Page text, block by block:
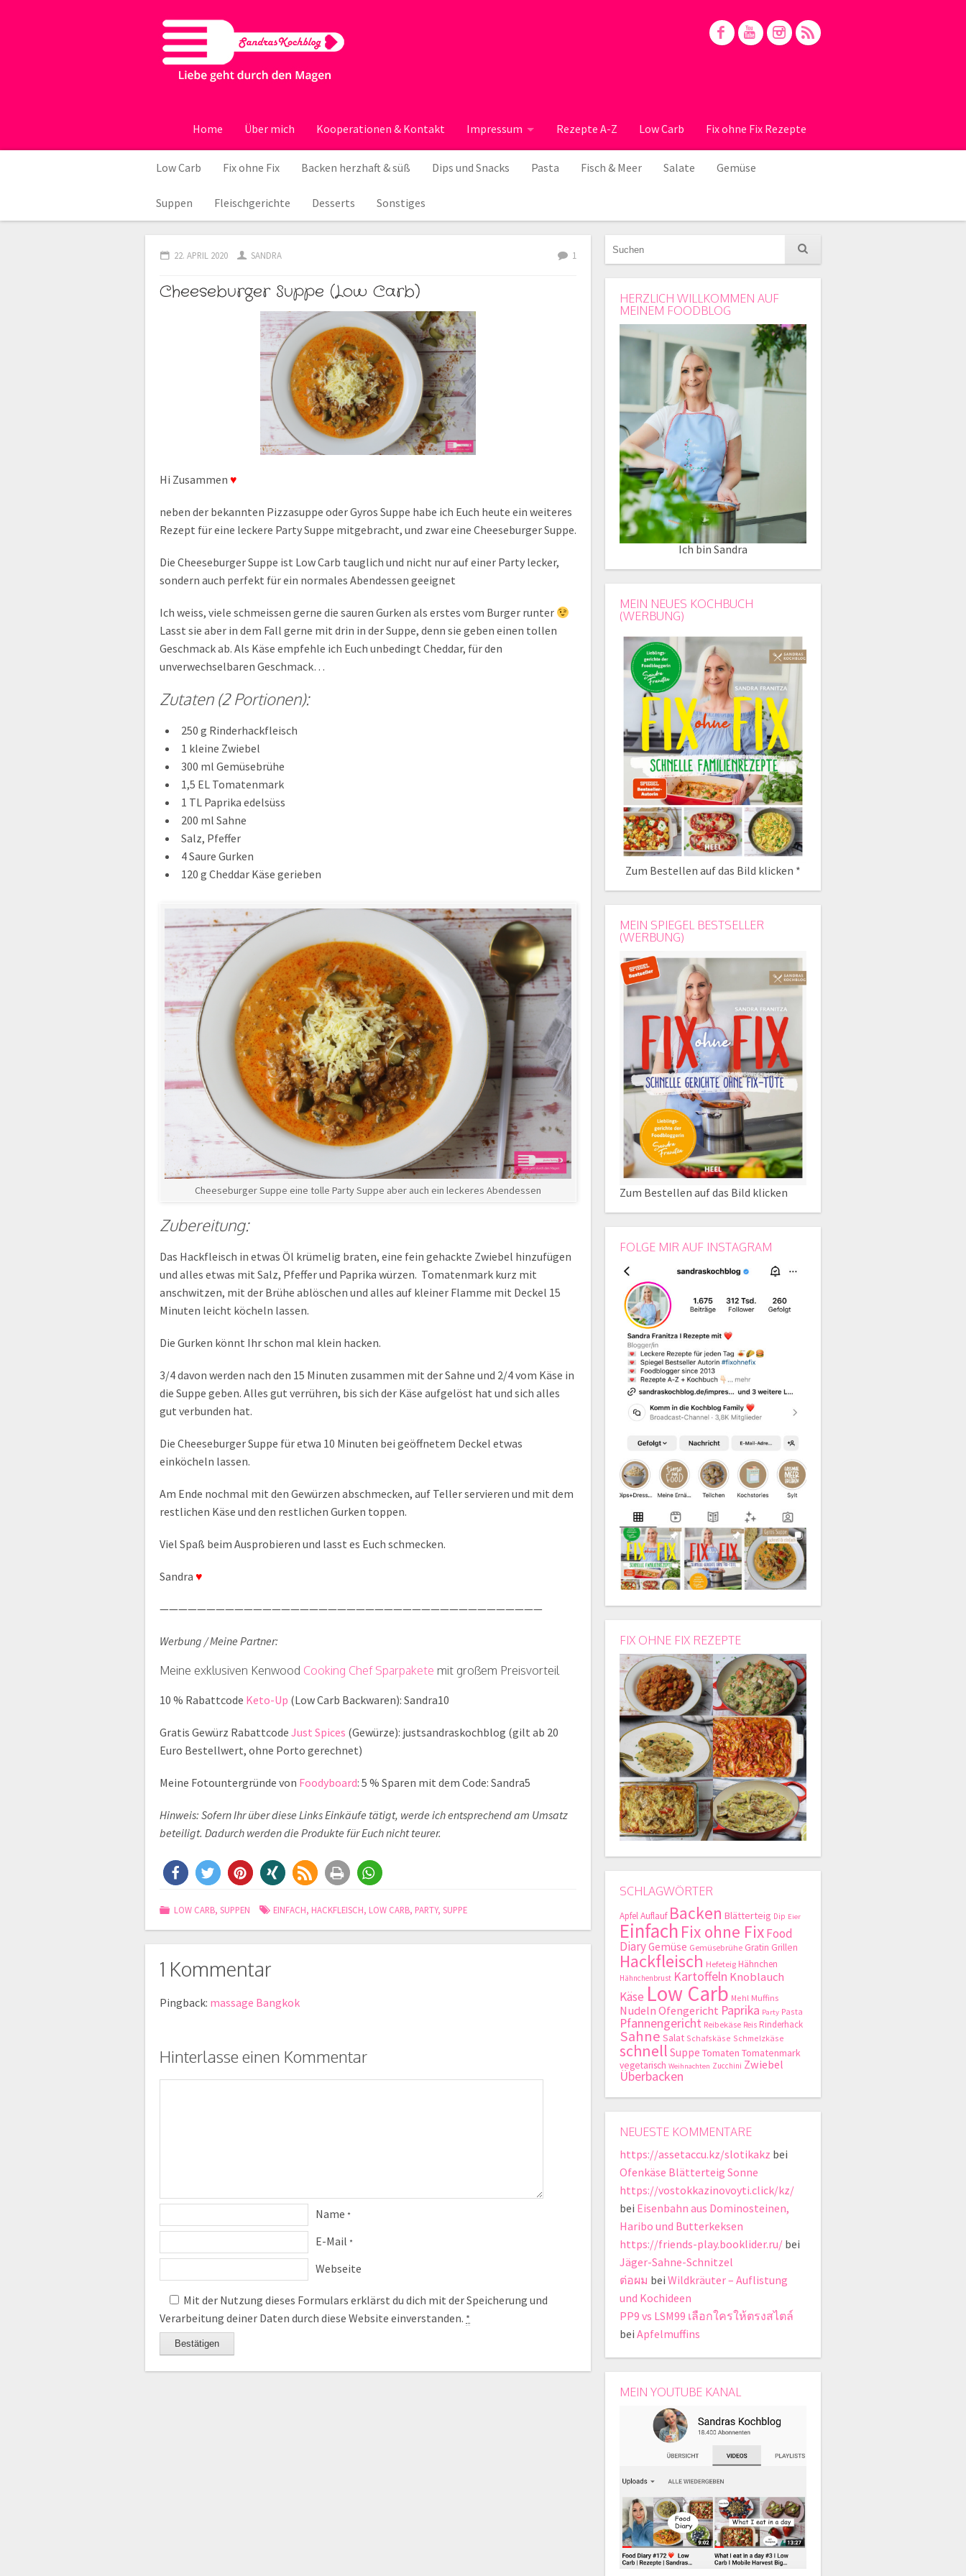
Home Über mich Kooperationen & Kontakt Impressum Rezepte A-Z Low Carb Fix ohne Fix Rezepte
Low Carb Fix ohne Fix Backen herzhaft & süß Dips und Snacks Pasta Fisch & Meer Salate Gemüse
Suppen Fleischgerichte Desserts Sonstiges
22. APRIL 2020 SANDRA 1
Cheeseburger Suppe (Low Carb)
Hi Zusammen ♥
neben der bekannten Pizzasuppe oder Gyros Suppe habe ich Euch heute ein weiteres
Rezept für eine leckere Party Suppe mitgebracht, und zwar eine Cheeseburger Suppe.
Die Cheeseburger Suppe ist Low Carb tauglich und nicht nur auf einer Party lecker,
sondern auch perfekt für ein normales Abendessen geeignet
Ich weiss, viele schmeissen gerne die sauren Gurken als erstes vom Burger runter
Lasst sie aber in dem Fall gerne mit drin in der Suppe, denn sie geben einen tollen
Geschmack ab. Als Käse empfehle ich Euch unbedingt Cheddar, für den
unverwechselbaren Geschmack…
Zutaten (2 Portionen):
250 g Rinderhackfleisch
1 kleine Zwiebel
300 ml Gemüsebrühe
1,5 EL Tomatenmark
1 TL Paprika edelsüss
200 ml Sahne
Salz, Pfeffer
4 Saure Gurken
120 g Cheddar Käse gerieben
Cheeseburger Suppe eine tolle Party Suppe aber auch ein leckeres Abendessen
Zubereitung:
Das Hackfleisch in etwas Öl krümelig braten, eine fein gehackte Zwiebel hinzufügen
und alles etwas mit Salz, Pfeffer und Paprika würzen. Tomatenmark kurz mit
anschwitzen, mit der Brühe ablöschen und alles auf kleiner Flamme mit Deckel 15
Minuten leicht köcheln lassen.
Die Gurken könnt Ihr schon mal klein hacken.
3/4 davon werden nach den 15 Minuten zusammen mit der Sahne und 2/4 vom Käse in
die Suppe geben. Alles gut verrühren, bis sich der Käse aufgelöst hat und sich alles
gut verbunden hat.
Die Cheeseburger Suppe für etwa 10 Minuten bei geöffnetem Deckel etwas
einköcheln lassen.
Am Ende nochmal mit den Gewürzen abschmecken, auf Teller servieren und mit dem
restlichen Käse und den restlichen Gurken toppen.
Viel Spaß beim Ausprobieren und lasst es Euch schmecken.
Sandra ♥
—————————————————————————————————————————
Werbung / Meine Partner:
Meine exklusiven Kenwood Cooking Chef Sparpakete mit großem Preisvorteil
10 % Rabattcode Keto-Up (Low Carb Backwaren): Sandra10
Gratis Gewürz Rabattcode Just Spices (Gewürze): justsandraskochblog (gilt ab 20
Euro Bestellwert, ohne Porto gerechnet)
Meine Fotountergründe von Foodyboard: 5 % Sparen mit dem Code: Sandra5
Hinweis: Sofern Ihr über diese Links Einkäufe tätigt, werde ich entsprechend am Umsatz
beteiligt. Dadurch werden die Produkte für Euch nicht teurer.
LOW CARB, SUPPEN EINFACH, HACKFLEISCH, LOW CARB, PARTY,SUPPE
1 Kommentar
Pingback: massage Bangkok
Hinterlasse einen Kommentar
Name *
E-Mail *
Webseite
Mit der Nutzung dieses Formulars erklärst du dich mit der Speicherung und
Verarbeitung deiner Daten durch diese Website einverstanden. *
HERZLICH WILLKOMMEN AUF
MEINEM FOODBLOG
Ich bin Sandra
MEIN NEUES KOCHBUCH
(WERBUNG)
Zum Bestellen auf das Bild klicken *
MEIN SPIEGEL BESTSELLER
(WERBUNG)
Zum Bestellen auf das Bild klicken
FOLGE MIR AUF INSTAGRAM
FIX OHNE FIX REZEPTE
SCHLAGWÖRTER
ApfelAuflauf Backen Blätterteig Dip Eier
Einfach Fix ohne FixFood
DiaryGemüse Gemüsebrühe Gratin Grillen
Hackfleisch Hefeteig Hähnchen
Hähnchenbrust Kartoffeln Knoblauch
Käse Low Carb Mehl Muffins
NudelnOfengericht Paprika Party Pasta
Pfannengericht Reibekäse Reis Rinderhack
Sahne Salat Schafskäse Schmelzkäse
schnell Suppe Tomaten Tomatenmark
vegetarisch Weihnachten Zucchini Zwiebel
Überbacken
NEUESTE KOMMENTARE
https://assetaccu.kz/slotikakz bei
Ofenkäse Blätterteig Sonne
https://vostokkazinovoyti.click/kz/
bei Eisenbahn aus Dominosteinen,
Haribo und Butterkeksen
https://friends-play.booklider.ru/ bei
Jäger-Sahne-Schnitzel
ต่อผม bei Wildkräuter – Auflistung
und Kochideen
PP9 vs LSM99 เลือกใครให้ตรงสไตล์
bei Apfelmuffins
MEIN YOUTUBE KANAL